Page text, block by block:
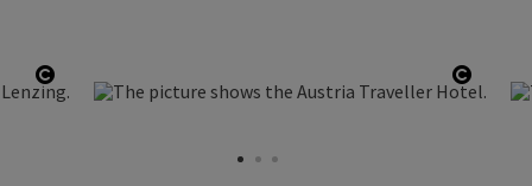
Open copyright Open